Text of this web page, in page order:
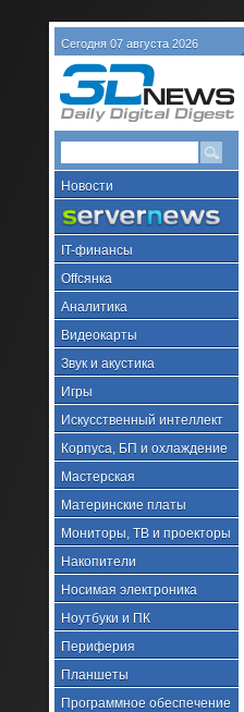
Сегодня 07 августа 2026
Новости
IT-финансы
Offсянка
Аналитика
Видеокарты
Звук и акустика
Игры
Искусственный интеллект
Корпуса, БП и охлаждение
Мастерская
Материнские платы
Мониторы, ТВ и проекторы
Накопители
Носимая электроника
Ноутбуки и ПК
Периферия
Планшеты
Программное обеспечение